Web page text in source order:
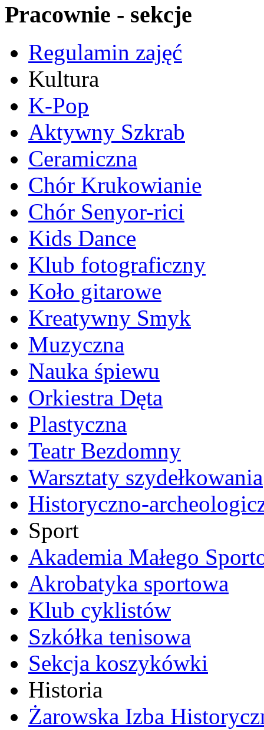
Pracownie - sekcje
Regulamin zajęć
Kultura
K-Pop
Aktywny Szkrab
Ceramiczna
Chór Krukowianie
Chór Senyor-rici
Kids Dance
Klub fotograficzny
Koło gitarowe
Kreatywny Smyk
Muzyczna
Nauka śpiewu
Orkiestra Dęta
Plastyczna
Teatr Bezdomny
Warsztaty szydełkowania
Historyczno-
Sport
Akademia Małego
Akrobatyka sportowa
Klub cyklistów
Szkółka tenisowa
Sekcja koszykówki
Historia
Żarowska Izba